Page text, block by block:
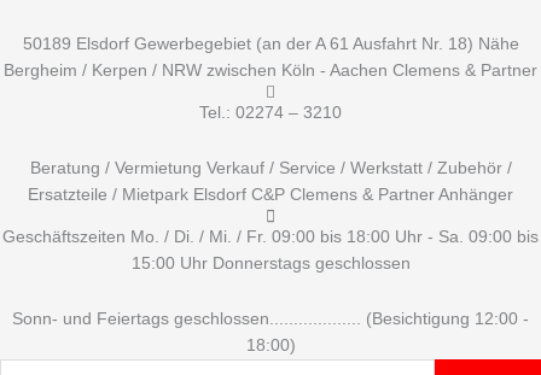
50189 Elsdorf Gewerbegebiet (an der A 61 Ausfahrt Nr. 18) Nähe
Bergheim / Kerpen / NRW zwischen Köln - Aachen Clemens & Partner
Tel.: 02274 – 3210
Beratung / Vermietung Verkauf / Service / Werkstatt / Zubehör /
Ersatzteile / Mietpark Elsdorf C&P Clemens & Partner Anhänger
Geschäftszeiten Mo. / Di. / Mi. / Fr. 09:00 bis 18:00 Uhr - Sa. 09:00 bis
15:00 Uhr Donnerstags geschlossen
Sonn- und Feiertags geschlossen................... (Besichtigung 12:00 -
18:00)